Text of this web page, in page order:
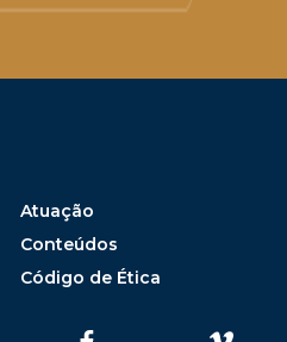
Atuação
Conteúdos
Código de Ética